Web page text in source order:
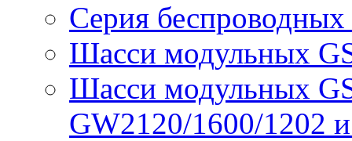
Серия
Шасси модульных
Шасси модульных
GW2120/1600/1202